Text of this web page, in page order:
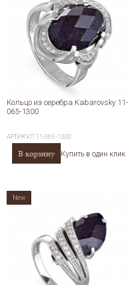
Кольцо из серебра Kabarovsky 11-
065-1300
АРТИКУЛ 11-065-1300
В корзину Купить в один клик
New